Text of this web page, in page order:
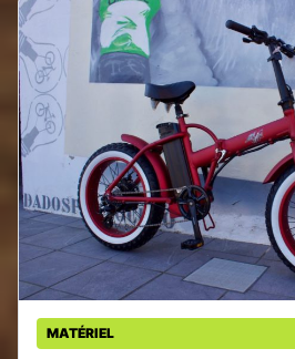
MATÉRIEL